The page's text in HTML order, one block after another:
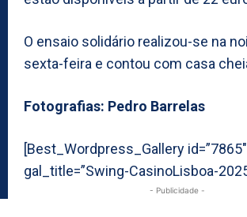
O ensaio solidário realizou-se na
sexta-feira e contou com casa
Fotografias: Pedro Barrelas
[Best_Wordpress_Gallery id=”7865″
gal_title=”Swing-CasinoLisboa-
- Publicidade -